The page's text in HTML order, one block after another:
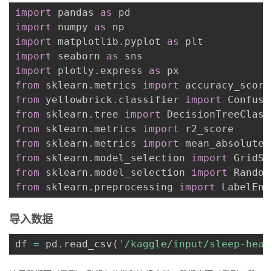
import pandas as
import
numpy as
import
matplotlib . pyplot as
import
seaborn as
import
plotly . express as
from sklearn . metrics import accuracy_score
from yellowbrick . classifier import
from sklearn . tree import
from sklearn . metrics import
from sklearn . metrics import
from sklearn . model_selection import
from sklearn . model_selection import
from sklearn . preprocessing import
导入数据
df = pd . read_csv ( '/kaggle/input/sleep-